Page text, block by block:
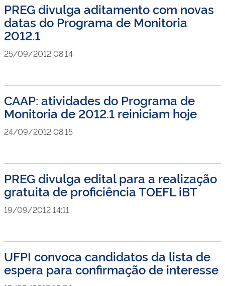
PREG divulga aditamento com novas
datas do Programa de Monitoria
2012.1
25/09/2012 08:14
CAAP: atividades do Programa de
Monitoria de 2012.1 reiniciam hoje
24/09/2012 08:15
PREG divulga edital para a realização
gratuita de proficiência TOEFL iBT
19/09/2012 14:11
UFPI convoca candidatos da lista de
espera para confirmação de interesse